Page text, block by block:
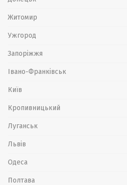
Житомир
Ужгород
Запоріжжя
Івано-Франківськ
Київ
Кропивницький
Луганськ
Львів
Одеса
Полтава